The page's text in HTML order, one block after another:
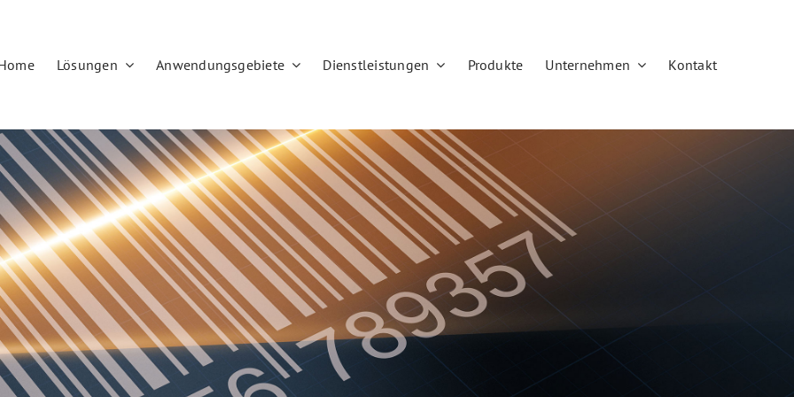
Lösungen Anwendungsgebiete Dienstleistungen Produkte Unternehmen Kontakt